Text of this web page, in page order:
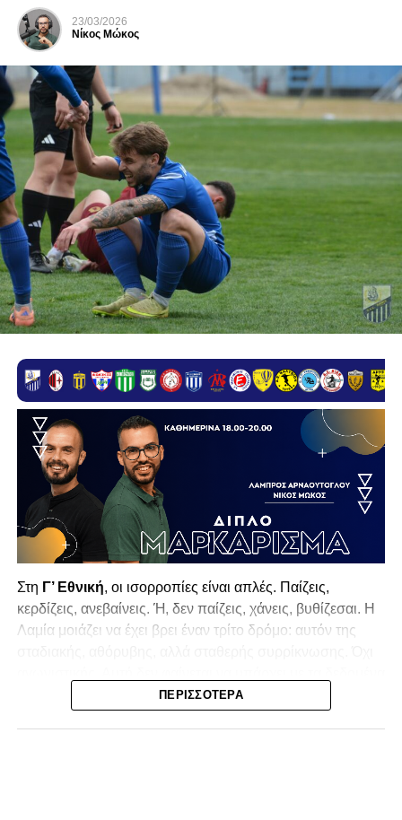
23/03/2026
Νίκος Μώκος
Στη Γ’ Εθνική, οι ισορροπίες είναι απλές. Παίζεις,
κερδίζεις, ανεβαίνεις. Ή, δεν παίζεις, χάνεις, βυθίζεσαι. Η
Λαμία μοιάζει να έχει βρει έναν τρίτο δρόμο: αυτόν της
της κατηγορίας. Της συρρίκνωσης της ίδιας της
ΠΕΡΙΣΣΌΤΕΡΑ